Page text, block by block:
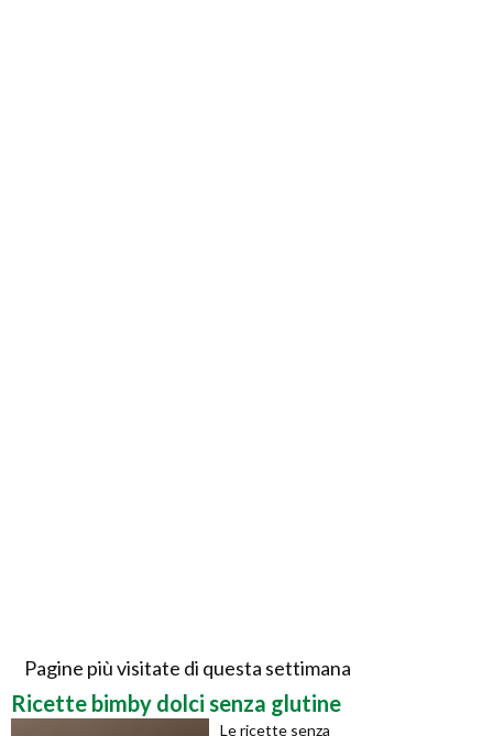
Pagine più visitate di questa settimana
Ricette bimby dolci senza glutine
Le ricette senza